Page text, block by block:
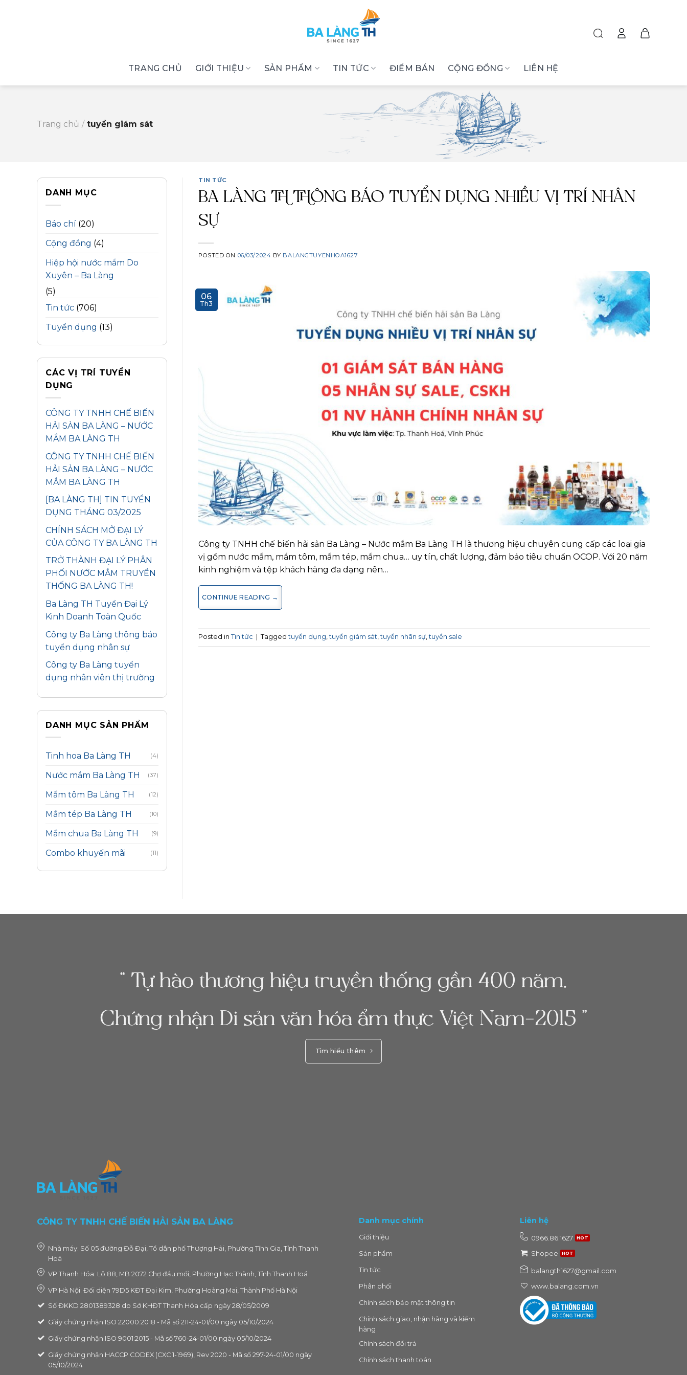
TRANG CHỦ GIỚI THIỆU SẢN PHẨM TIN TỨC ĐIỂM BÁN CỘNG ĐỒNG LIÊN HỆ
Trang chủ / tuyển giám sát
DANH MỤC
Báo chí (20)
Cộng đồng (4)
Hiệp hội nước mắm Do
Xuyên – Ba Làng
(5)
Tin tức (706)
Tuyển dụng (13)
CÁC VỊ TRÍ TUYỂN
DỤNG
CÔNG TY TNHH CHẾ BIẾN
HẢI SẢN BA LÀNG – NƯỚC
MẮM BA LÀNG TH
CÔNG TY TNHH CHẾ BIẾN
HẢI SẢN BA LÀNG – NƯỚC
MẮM BA LÀNG TH
[BA LÀNG TH] TIN TUYỂN
DỤNG THÁNG 03/2025
CHÍNH SÁCH MỞ ĐẠI LÝ
CỦA CÔNG TY BA LÀNG TH
TRỞ THÀNH ĐẠI LÝ PHÂN
PHỐI NƯỚC MẮM TRUYỀN
THỐNG BA LÀNG TH!
Ba Làng TH Tuyển Đại Lý
Kinh Doanh Toàn Quốc
Công ty Ba Làng thông báo
tuyển dụng nhân sự
Công ty Ba Làng tuyển
dụng nhân viên thị trường
DANH MỤC SẢN PHẨM
Tinh hoa Ba Làng TH (4)
Nước mắm Ba Làng TH (37)
Mắm tôm Ba Làng TH (12)
Mắm tép Ba Làng TH (10)
Mắm chua Ba Làng TH (9)
Combo khuyến mãi (11)
TIN TỨC
BA LÀNG TH THÔNG BÁO TUYỂN DỤNG NHIỀU VỊ TRÍ NHÂN
SỰ
POSTED ON 06/03/2024 BY BALANGTUYENHOA1627
06
Th3
Công ty TNHH chế biến hải sản Ba Làng – Nước mắm Ba Làng TH là thương hiệu chuyên cung cấp các loại gia
vị gồm nước mắm, mắm tôm, mắm tép, mắm chua… uy tín, chất lượng, đảm bảo tiêu chuẩn OCOP. Với 20 năm
kinh nghiệm và tệp khách hàng đa dạng nên…
CONTINUE READING →
Posted in Tin tức Taggedtuyển dụng,tuyển giám sát,tuyển nhân sự,tuyển sale
“ Tự hào thương hiệu truyền thống gần 400 năm.
Chứng nhận Di sản văn hóa ẩm thực Việt Nam-2015 ”
Tìm hiểu thêm
CÔNG TY TNHH CHẾ BIẾN HẢI SẢN BA LÀNG
Nhà máy: Số 05 đường Đỗ Đại, Tổ dân phố Thượng Hải, Phường Tĩnh Gia, Tỉnh Thanh
Hoá
VP Thanh Hóa: Lô 88, MB 2072 Chợ đầu mối, Phường Hạc Thành, Tỉnh Thanh Hoá
VP Hà Nội: Đối diện 79D5 KĐT Đại Kim, Phường Hoàng Mai, Thành Phố Hà Nội
Số ĐKKD 2801389328 do Sở KHĐT Thanh Hóa cấp ngày 28/05/2009
Giấy chứng nhận ISO 22000:2018 - Mã số 211-24-01/00 ngày 05/10/2024
Giấy chứng nhận ISO 9001:2015 - Mã số 760-24-01/00 ngày 05/10/2024
Giấy chứng nhận HACCP CODEX (CXC 1-1969), Rev 2020 - Mã số 297-24-01/00 ngày
05/10/2024
Danh mục chính
Giới thiệu
Sản phẩm
Tin tức
Phân phối
Chính sách bảo mật thông tin
Chính sách giao, nhận hàng và kiểm
hàng
Chính sách đổi trả
Chính sách thanh toán
Liên hệ
0966.86.1627
Shopee
balangth1627@gmail.com
www.balang.com.vn